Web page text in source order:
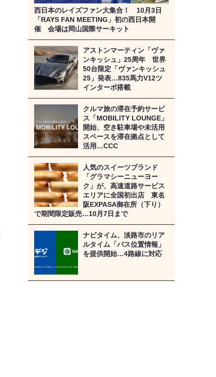
西日本のレイズファン大集合！ 10月3日
「RAYS FAN MEETING」初の西日本開
催 会場は岡山国際サーキット
アストンマーティン「ヴァ
ンキッシュ」25周年 世界
50台限定「ヴァンキッシュ
25」発表…835馬力V12ツ
インターボ搭載
クルマ旅の滞在予約サービ
ス「MOBILITY LOUNGE」
開始、空き駐車場や未活用
スペースを滞在拠点として
活用…CCC
人気のスイーツブランド
「グラマシーニューヨー
ク」が、高速道路サービス
エリアに全国初出店 東名
阪EXPASA御在所（下り）
で期間限定販売…10月7日まで
ナビタイム、淡路市のリア
ルタイム「バス位置情報」
を提供開始…4路線に対応